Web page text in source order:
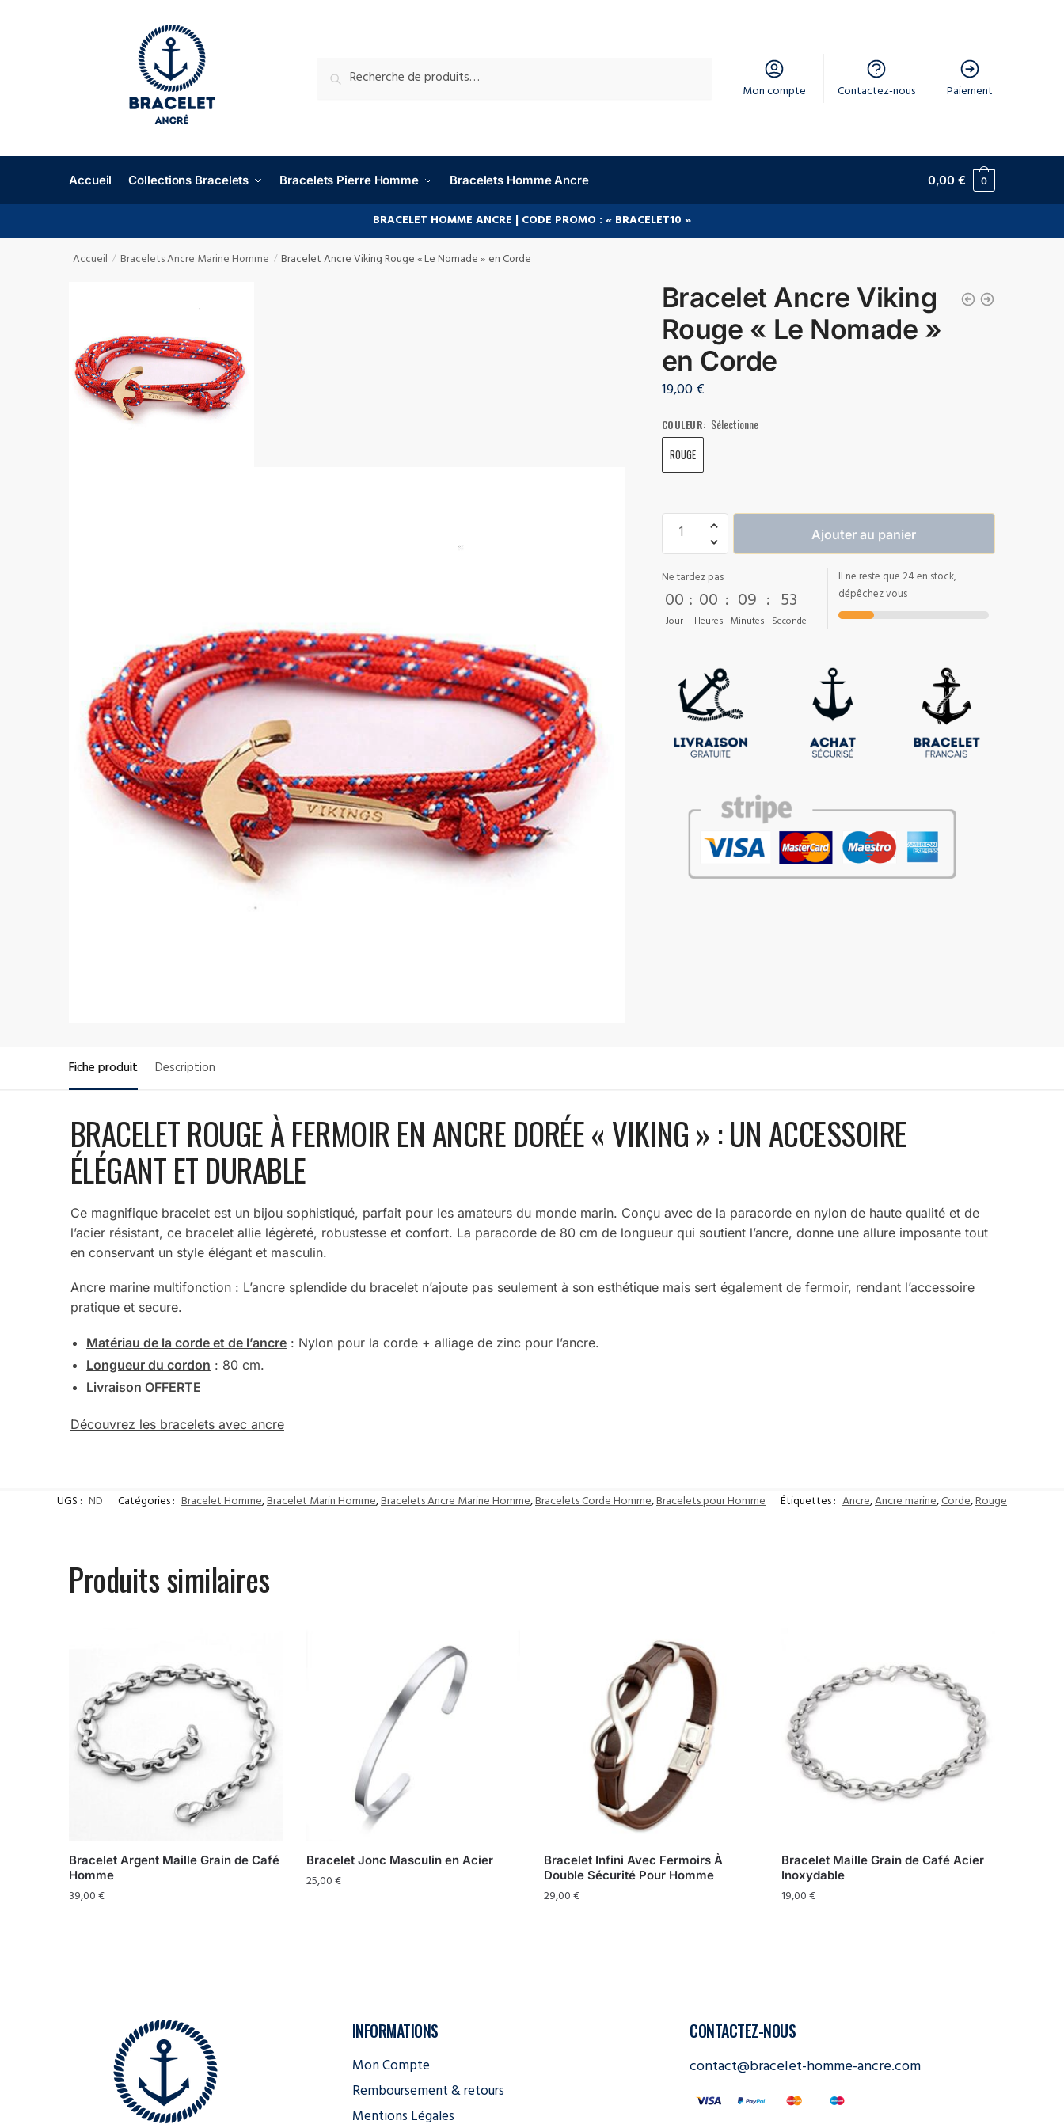
Mon compte Contactez-nous Paiement
Accueil Collections Bracelets Bracelets Pierre Homme Bracelets Homme Ancre 0,00€ 0
BRACELET HOMME ANCRE | CODE PROMO : « BRACELET10 »
Accueil / Bracelets Ancre Marine Homme / Bracelet Ancre Viking Rouge « Le Nomade » en Corde
Bracelet Ancre Viking
Rouge « Le Nomade »
en Corde
19,00€
COULEUR: Sélectionne
ROUGE
Ajouter au panier
Ne tardez pas
00
Jour
: 00
Heures
: 09
Minutes
: 53
Seconde
Il ne reste que 24 en stock,
dépêchez vous
Fiche produit Description
BRACELET ROUGE À FERMOIR EN ANCRE DORÉE « VIKING » : UN ACCESSOIRE
ÉLÉGANT ET DURABLE
Ce magnifique bracelet est un bijou sophistiqué, parfait pour les amateurs du monde marin. Conçu avec de la paracorde en nylon de haute qualité et de
l’acier résistant, ce bracelet allie légèreté, robustesse et confort. La paracorde de 80 cm de longueur qui soutient l’ancre, donne une allure imposante tout
en conservant un style élégant et masculin.
Ancre marine multifonction : L’ancre splendide du bracelet n’ajoute pas seulement à son esthétique mais sert également de fermoir, rendant l’accessoire
pratique et secure.
Matériau de la corde et de l’ancre: Nylon pour la corde + alliage de zinc pour l’ancre.
Longueur du cordon : 80 cm.
Livraison OFFERTE
Découvrez les bracelets avec ancre
UGS : ND Catégories : Bracelet Homme,Bracelet Marin Homme,Bracelets Ancre Marine Homme,Bracelets Corde Homme,Bracelets pour Homme Étiquettes : Ancre,Ancre marine,Corde,Rouge
Produits similaires
Bracelet Argent Maille Grain de Café
Homme
39,00€
Bracelet Jonc Masculin en Acier
25,00€
Bracelet Infini Avec Fermoirs À
Double Sécurité Pour Homme
29,00€
Bracelet Maille Grain de Café Acier
Inoxydable
19,00€
INFORMATIONS
Mon Compte
Remboursement & retours
Mentions Légales
CONTACTEZ-NOUS
contact@bracelet-homme-ancre.com